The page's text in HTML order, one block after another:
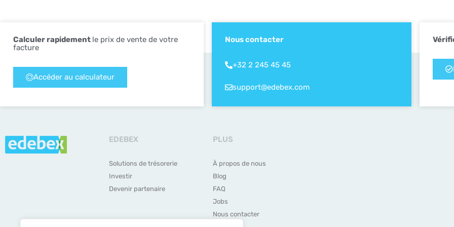
Calculer rapidement le prix de vente de votre
facture
Accéder au calculateur
Nous contacter
+32 2 245 45 45
support@edebex.com
EDEBEX
Solutions de trésorerie
Investir
Devenir partenaire
PLUS
À propos de nous
Blog
FAQ
Jobs
Nous contacter